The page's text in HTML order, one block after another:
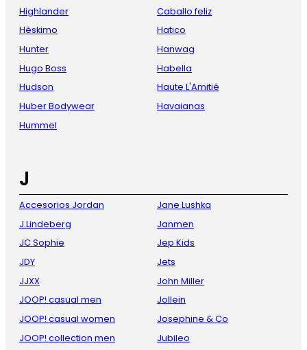
Highlander
Hèskimo
Hunter
Hugo Boss
Hudson
Huber Bodywear
Hummel
Caballo feliz
Hatico
Hanwag
Habella
Haute L'Amitié
Havaianas
J
Accesorios Jordan
J.Lindeberg
JC Sophie
JDY
JJXX
JOOP! casual men
JOOP! casual women
JOOP! collection men
Jane Lushka
Janmen
Jep Kids
Jets
John Miller
Jollein
Josephine & Co
Jubileo